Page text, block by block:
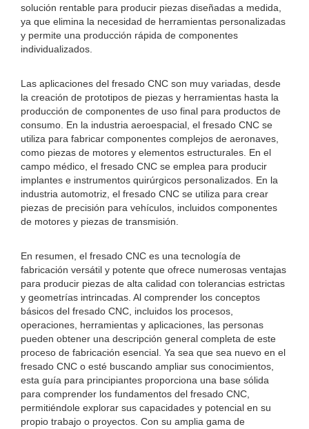
solución rentable para producir piezas diseñadas a medida,
ya que elimina la necesidad de herramientas personalizadas
y permite una producción rápida de componentes
individualizados.
Las aplicaciones del fresado CNC son muy variadas, desde
la creación de prototipos de piezas y herramientas hasta la
producción de componentes de uso final para productos de
consumo. En la industria aeroespacial, el fresado CNC se
utiliza para fabricar componentes complejos de aeronaves,
como piezas de motores y elementos estructurales. En el
campo médico, el fresado CNC se emplea para producir
implantes e instrumentos quirúrgicos personalizados. En la
industria automotriz, el fresado CNC se utiliza para crear
piezas de precisión para vehículos, incluidos componentes
de motores y piezas de transmisión.
En resumen, el fresado CNC es una tecnología de
fabricación versátil y potente que ofrece numerosas ventajas
para producir piezas de alta calidad con tolerancias estrictas
y geometrías intrincadas. Al comprender los conceptos
básicos del fresado CNC, incluidos los procesos,
operaciones, herramientas y aplicaciones, las personas
pueden obtener una descripción general completa de este
proceso de fabricación esencial. Ya sea que sea nuevo en el
fresado CNC o esté buscando ampliar sus conocimientos,
esta guía para principiantes proporciona una base sólida
para comprender los fundamentos del fresado CNC,
permitiéndole explorar sus capacidades y potencial en su
propio trabajo o proyectos. Con su amplia gama de